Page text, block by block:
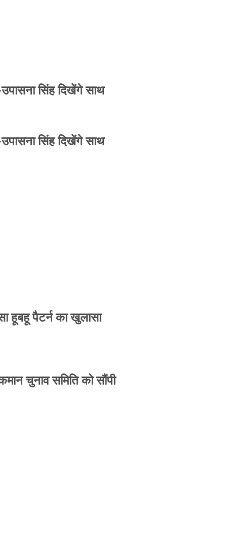
उपासना सिंह दिखेंगे साथ
उपासना सिंह दिखेंगे साथ
हूबहू पैटर्न का खुलासा
चुनाव समिति को सौंपी